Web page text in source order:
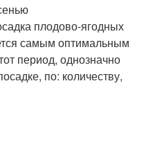
плодово-ягодных
самым оптимальным
период, однозначно
по: количеству,